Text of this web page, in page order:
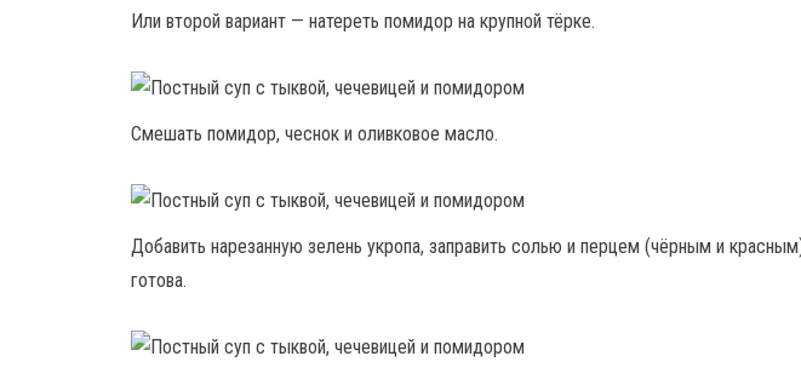
Или второй вариант — натереть помидор на крупной тёрке.
Смешать помидор, чеснок и оливковое масло.
Добавить нарезанную зелень укропа, заправить солью и перцем (чёрным и
готова.